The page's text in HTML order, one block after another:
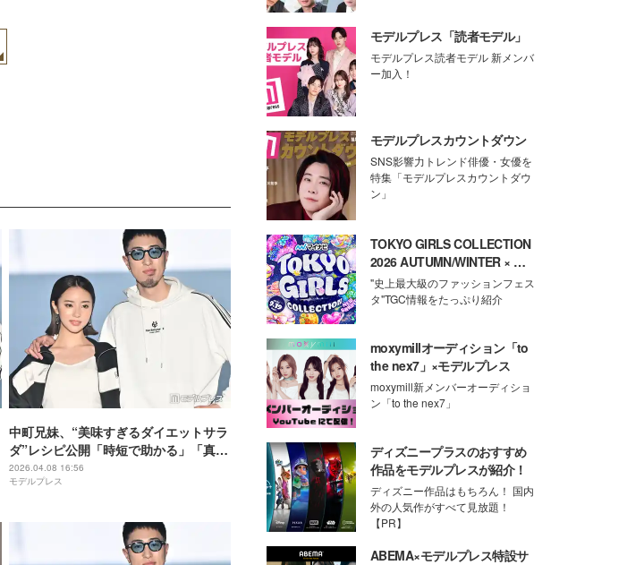
中町兄妹、“美味すぎるダイエットサラ
ダ”レシピ公開「時短で助かる」「真似
しやすい」の声
2026.04.08 16:56
モデルプレス
モデルプレス「読者モデル」
モデルプレス読者モデル 新メンバ
ー加入！
モデルプレスカウントダウン
SNS影響力トレンド俳優・女優を
特集「モデルプレスカウントダウ
ン」
TOKYO GIRLS COLLECTION
2026 AUTUMN/WINTER × モ
デルプレス
"史上最大級のファッションフェス
タ"TGC情報をたっぷり紹介
moxymillオーディション「to
the nex7」×モデルプレス
moxymill新メンバーオーディショ
ン「to the nex7」
ディズニープラスのおすすめ
作品をモデルプレスが紹介！
ディズニー作品はもちろん！ 国内
外の人気作がすべて見放題！
【PR】
ABEMA×モデルプレス特設サ